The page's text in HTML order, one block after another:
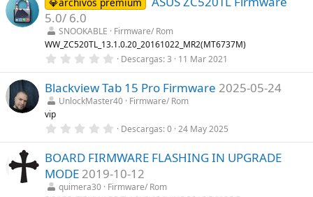
(
s
e
t
r
e
l
(
s
)
5.0/ 6.0
SNOOKABLE
Firmware/ Rom
WW_ZC520TL_13.1.0.20_20161022_MR2(MT6737M)
0
0
0
e
s
r
l
l
a
(
s
Descargas 3 11 Mar 2021
Blackview Tab 15 Pro Firmware 2025-05-24
UnlockMaster40 Firmware/ Rom
vip
0
0
0
e
s
t
Descargas 0 24 May 2025
BOARD FIRMWARE FLASHING IN UPGRADE
MODE 2019-10-12
quimera30 Firmware/ Rom